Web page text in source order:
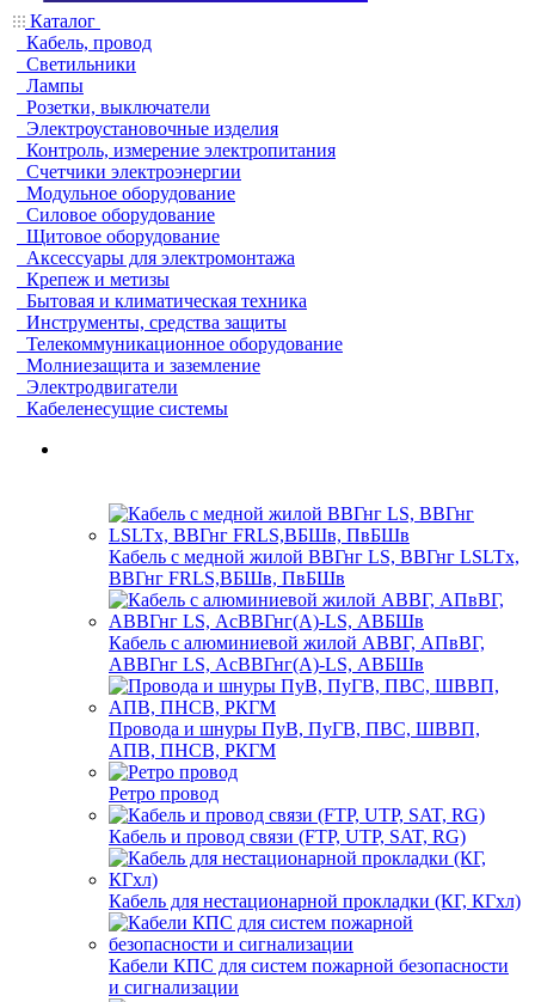
Каталог
Кабель, провод
Светильники
Лампы
Розетки, выключатели
Электроустановочные изделия
Контроль, измерение электропитания
Счетчики электроэнергии
Модульное оборудование
Силовое оборудование
Щитовое оборудование
Аксессуары для электромонтажа
Крепеж и метизы
Бытовая и климатическая техника
Инструменты, средства защиты
Телекоммуникационное оборудование
Молниезащита и заземление
Электродвигатели
Кабеленесущие системы
Кабель с медной жилой ВВГнг LS, ВВГнг LSLTx,
ВВГнг FRLS,ВБШв, ПвБШв
Кабель с алюминиевой жилой АВВГ, АПвВГ,
АВВГнг LS, АсВВГнг(А)-LS, АВБШв
Провода и шнуры ПуВ, ПуГВ, ПВС, ШВВП,
АПВ, ПНСВ, РКГМ
Ретро провод
Кабель и провод связи (FTP, UTP, SAT, RG)
Кабель для нестационарной прокладки (КГ, КГхл)
Кабели КПС для систем пожарной безопасности
и сигнализации